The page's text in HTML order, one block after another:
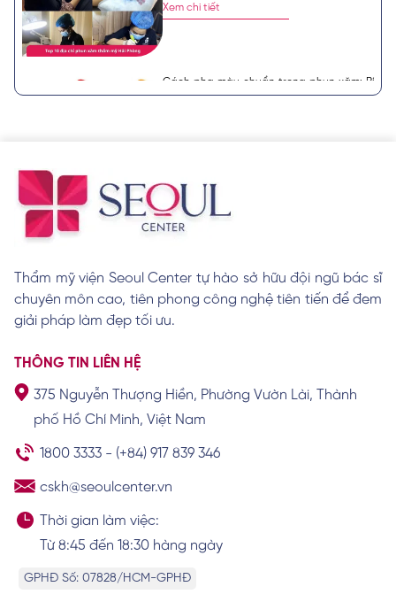
Xem chi tiết
Cách pha màu chuẩn trong phun xăm: Bí
kíp dành cho người mới
Xóa hình xăm bao nhiêu tiền? Bảng giá
theo kích thước T8.2026
Xem chi tiết
Phun xăm thẩm mỹ là gì? Tổng hợp kiến
TOP 14 địa chỉ xóa hình xăm uy tín tại
Xem chi tiết
Thẩm mỹ viện Seoul Center tự hào sở hữu đội ngũ bác sĩ
chuyên môn cao, tiên phong công nghệ tiên tiến để đem
giải pháp làm đẹp tối ưu.
THÔNG TIN LIÊN HỆ
375 Nguyễn Thượng Hiền, Phường Vườn Lài, Thành
phố Hồ Chí Minh, Việt Nam
1800 3333 - (+84) 917 839 346
cskh@seoulcenter.vn
Thời gian làm việc:
Từ 8:45 đến 18:30 hàng ngày
GPHĐ Số: 07828/HCM-GPHĐ